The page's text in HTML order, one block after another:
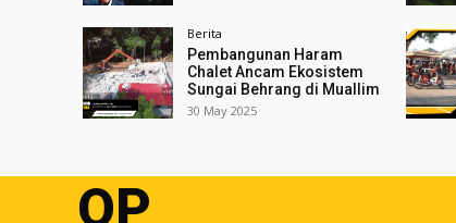
Berita
Pembangunan Haram
Chalet Ancam Ekosistem
Sungai Behrang di Muallim
30 May 2025
OP